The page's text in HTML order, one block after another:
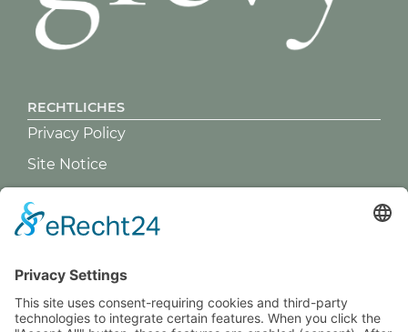
Paprika
RECHTLICHES
Privacy Policy
Site Notice
GREVY ANGEBOT
BENUTZERANMELDUNG